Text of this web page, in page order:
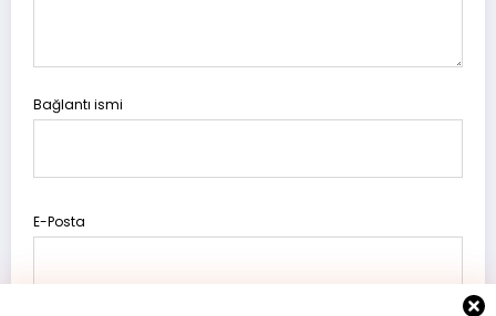
Bağlantı ismi
E-Posta